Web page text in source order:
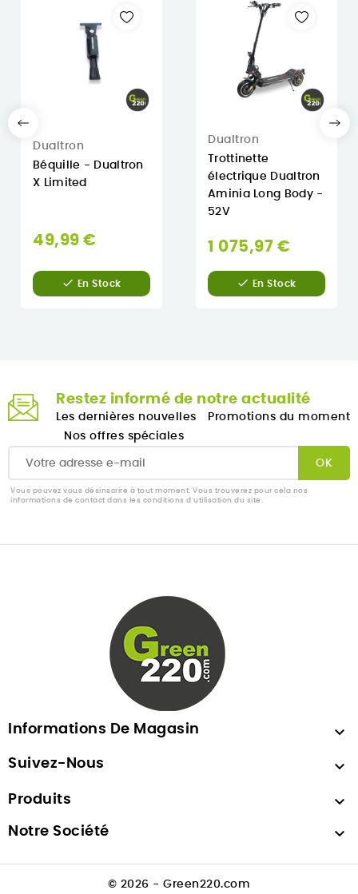
Dualtron
Béquille - Dualtron
X Limited
49,99 €
 En Stock
Dualtron
Trottinette
électrique Dualtron
Aminia Long Body -
52V
1 075,97 €
 En Stock
Restez informé de notre actualité
Les dernières nouvelles
Promotions du moment
Nos offres spéciales
Vous pouvez vous désinscrire à tout moment. Vous trouverez pour cela nos
informations de contact dans les conditions d'utilisation du site.
Informations De Magasin 
Suivez-Nous 
Produits 
Notre Société 
© 2026 - Green220.com